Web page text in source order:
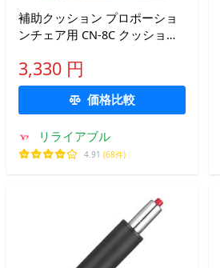
補助クッション プロポーショ
ンチェア用 CN-8C クッション
3,330 円
価格比較
リライアブル
4.91 (68件)